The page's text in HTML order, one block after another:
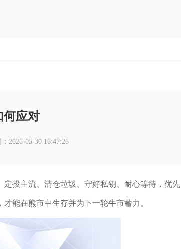
何应对
2026-05-30 16:47:26
投主流、清仓垃圾、守好私钥、耐心等待，优先
能在熊市中生存并为下一轮牛市蓄力。